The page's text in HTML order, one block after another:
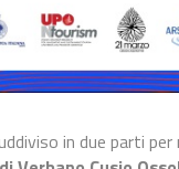
in due parti